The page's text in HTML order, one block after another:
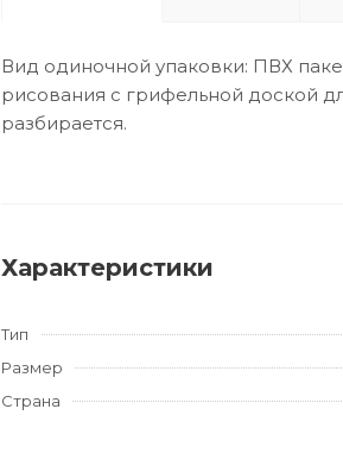
Вид одиночной упаковки: ПВХ
рисования с грифельной доской
разбирается.
Характеристики
Тип
Размер
Страна